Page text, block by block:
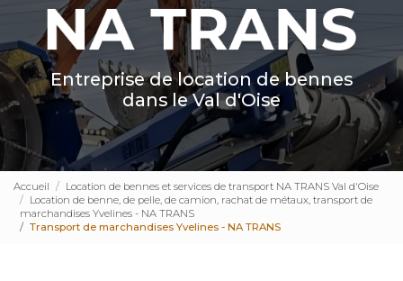
Entreprise de location de bennes
dans le Val d'Oise
Accueil
Location de bennes et services de transport NA TRANS Val d'Oise
Location de benne, de pelle, de camion, rachat de métaux, transport de
marchandises Yvelines - NA TRANS
Transport de marchandises Yvelines - NA TRANS